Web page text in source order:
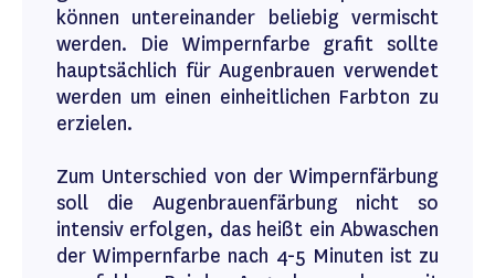
können untereinander beliebig vermischt
werden. Die Wimpernfarbe grafit sollte
hauptsächlich für Augenbrauen verwendet
werden um einen einheitlichen Farbton zu
erzielen.
Zum Unterschied von der Wimpernfärbung
soll die Augenbrauenfärbung nicht so
intensiv erfolgen, das heißt ein Abwaschen
der Wimpernfarbe nach 4-5 Minuten ist zu